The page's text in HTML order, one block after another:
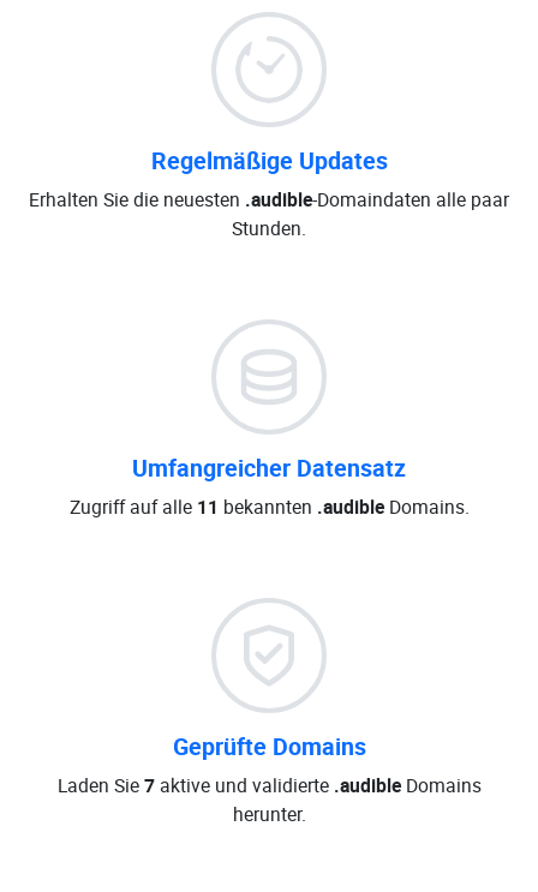
Regelmäßige Updates
Erhalten Sie die neuesten .audible-Domaindaten alle paar
Stunden.
Umfangreicher Datensatz
Zugriff auf alle 11 bekannten .audibleDomains.
Geprüfte Domains
Laden Sie7aktive und validierte .audibleDomains
herunter.